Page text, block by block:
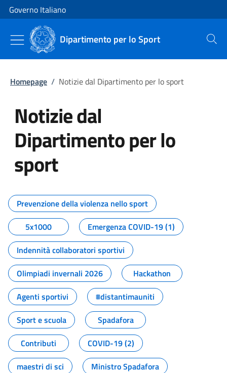
Vai al contenuto
Vai alla navigazione del sito
Governo Italiano
Dipartimento per lo Sport Cerca
Homepage / Notizie dal Dipartimento per lo sport
Notizie dal
Dipartimento per lo
sport
Tutti i contenuti della pagina
Prevenzione della violenza nello sport
5x1000
Emergenza COVID-19 (1)
Indennità collaboratori sportivi
Olimpiadi invernali 2026
Hackathon
Agenti sportivi
#distantimauniti
Sport e scuola
Spadafora
Contributi
COVID-19 (2)
maestri di sci
Ministro Spadafora